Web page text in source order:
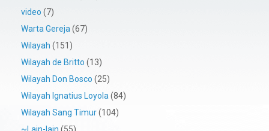
video (7)
Warta Gereja (67)
Wilayah (151)
Wilayah de Britto (13)
Wilayah Don Bosco (25)
Wilayah Ignatius Loyola (84)
Wilayah Sang Timur(104)